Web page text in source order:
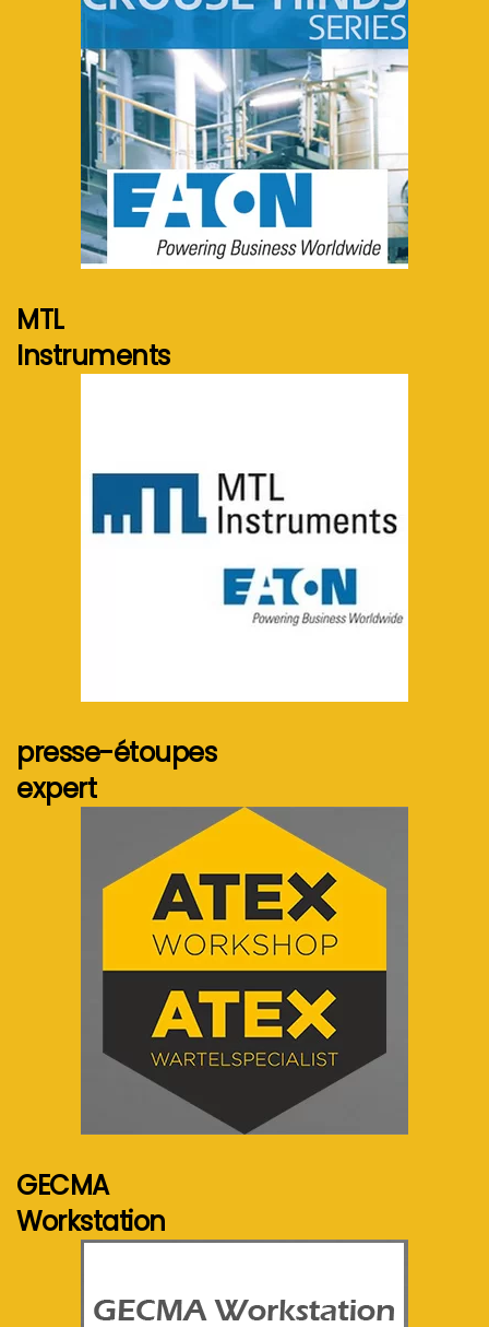
Voir plus...
MTL
Instruments
presse-étoupes
expert
Voir plus...
GECMA
Workstation